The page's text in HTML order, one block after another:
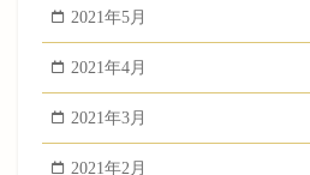
2021年5月
2021年4月
2021年3月
2021年2月